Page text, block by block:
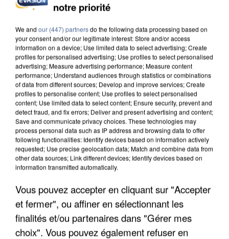
UNE TOURISTE DE L’OISE EMPORTÉE PAR UNE
LES DONNÉES DE 300 000 CLIENTS DÉROBÉES À
INTERMARCHÉ APRÈS UNE...
notre priorité
We and our (447) partnersdo the following data processing based on
your consent and/or our legitimate interest: Store and/or access
information on a device; Use limited data to select advertising; Create
profiles for personalised advertising; Use profiles to select personalised
advertising; Measure advertising performance; Measure content
performance; Understand audiences through statistics or combinations
of data from different sources; Develop and improve services; Create
profiles to personalise content; Use profiles to select personalised
content; Use limited data to select content; Ensure security, prevent and
detect fraud, and fix errors; Deliver and present advertising and content;
Save and communicate privacy choices. These technologies may
process personal data such as IP address and browsing data to offer
following functionalities: Identify devices based on information actively
requested; Use precise geolocation data; Match and combine data from
other data sources; Link different devices; Identify devices based on
information transmitted automatically.
Vous pouvez accepter en cliquant sur "Accepter
et fermer", ou affiner en sélectionnant les
finalités et/ou partenaires dans "Gérer mes
choix". Vous pouvez également refuser en